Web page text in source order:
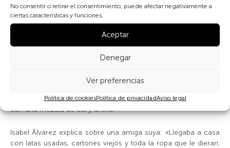
No consentir o retirar el consentimiento, puede afectar negativamente a
ciertas características y funciones.
Aceptar
Denegar
Ver preferencias
Política de cookiesPolítica de privacidadAviso legal
Según detalla Antonio, las paredes se hacían con cajas
grandes de madera donde venía la comida y equipos para
Gibraltar, y se encalaban por dentro. Sobre la madera se ponía
chapa de grandes latas de gas que venían de una fábrica de
Gibraltar. Después de cubrir el tejado con madera se ponían
telas de cartón piedra que traían también de Gibraltar, y se
arena y el suelo interior era la misma arena. Algunos
aguda, otros pegaban cantos rodados o conchas de la playa
con una mezcla de cal y arena.
Isabel Álvarez explica sobre una amiga suya: «Llegaba a casa
con latas usadas, cartones viejos y toda la ropa que le dieran.